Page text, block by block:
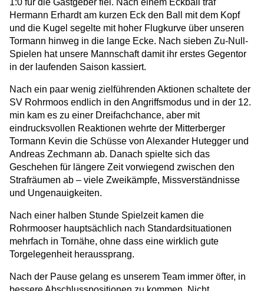
1:0 für die Gastgeber fiel. Nach einem Eckball traf
Hermann Erhardt am kurzen Eck den Ball mit dem Kopf
und die Kugel segelte mit hoher Flugkurve über unseren
Tormann hinweg in die lange Ecke. Nach sieben Zu-Null-
Spielen hat unsere Mannschaft damit ihr erstes Gegentor
in der laufenden Saison kassiert.
Nach ein paar wenig zielführenden Aktionen schaltete der
SV Rohrmoos endlich in den Angriffsmodus und in der 12.
min kam es zu einer Dreifachchance, aber mit
eindrucksvollen Reaktionen wehrte der Mitterberger
Tormann Kevin die Schüsse von Alexander Hutegger und
Andreas Zechmann ab. Danach spielte sich das
Geschehen für längere Zeit vorwiegend zwischen den
Strafräumen ab – viele Zweikämpfe, Missverständnisse
und Ungenauigkeiten.
Nach einer halben Stunde Spielzeit kamen die
Rohrmooser hauptsächlich nach Standardsituationen
mehrfach in Tornähe, ohne dass eine wirklich gute
Torgelegenheit heraussprang.
Nach der Pause gelang es unserem Team immer öfter, in